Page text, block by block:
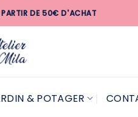
PARTIR DE 50€ D'ACHAT
& POTAGER